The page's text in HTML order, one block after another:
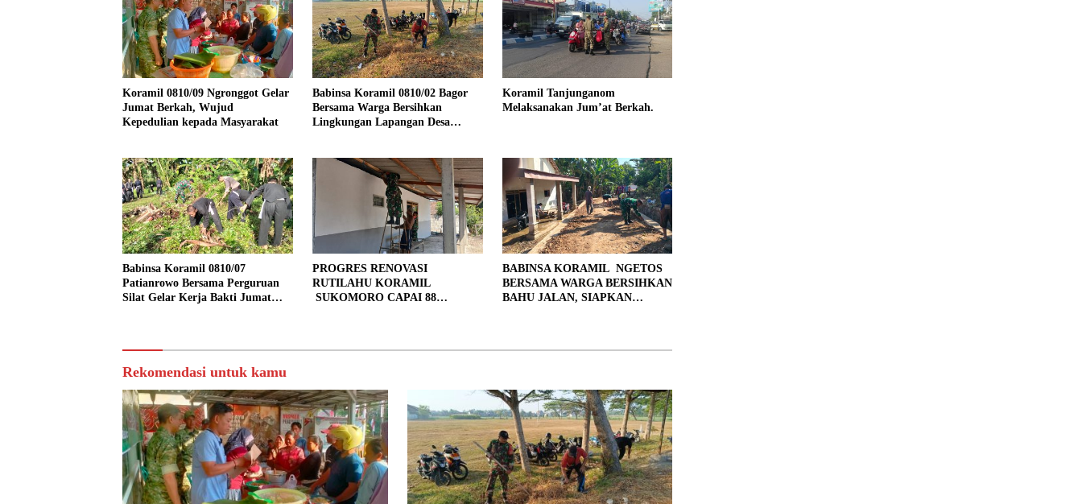
Koramil 0810/09 Ngronggot Gelar
Jumat Berkah, Wujud
Kepedulian kepada Masyarakat
Babinsa Koramil 0810/02 Bagor
Bersama Warga Bersihkan
Lingkungan Lapangan Desa
Koramil Tanjunganom
Melaksanakan Jum’at Berkah.
Babinsa Koramil 0810/07
Patianrowo Bersama Perguruan
Silat Gelar Kerja Bakti Jumat
PROGRES RENOVASI
RUTILAHU KORAMIL
SUKOMORO CAPAI 88
BABINSA KORAMIL NGETOS
BERSAMA WARGA BERSIHKAN
BAHU JALAN, SIAPKAN
Rekomendasi untuk kamu